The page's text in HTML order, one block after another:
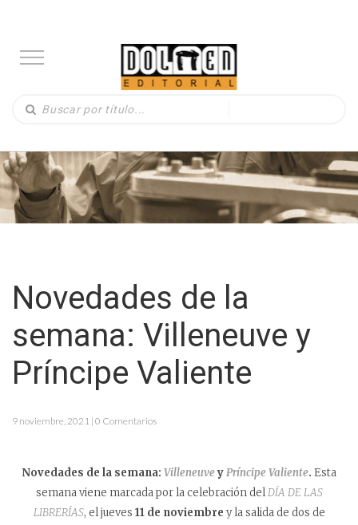
Novedades de la
semana: Villeneuve y
Príncipe Valiente
9 noviembre, 2021 | 0 Comentarios
Novedades de la semana: Villeneuve yPríncipe Valiente. Esta
semana viene marcada por la celebración delDÍA DE LAS
LIBRERÍAS, el jueves 11 de noviembre y la salida de dos de